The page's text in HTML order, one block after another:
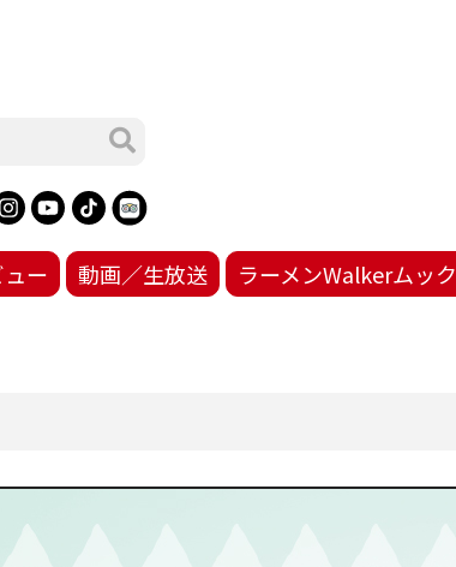
ュー 動画／生放送 ラーメンWalkerムック